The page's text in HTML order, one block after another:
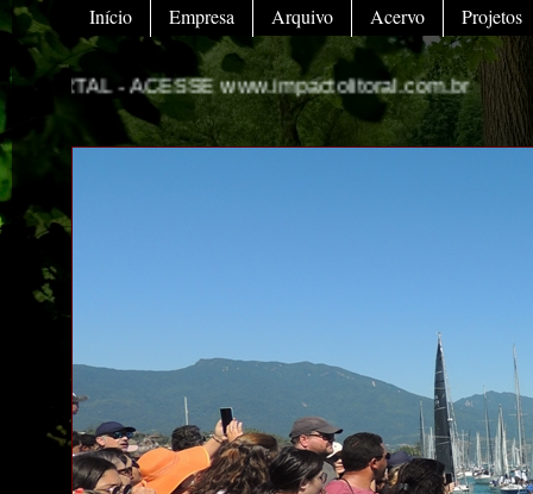
Início Empresa Arquivo Acervo Projetos
www.impactolitoral.com.br